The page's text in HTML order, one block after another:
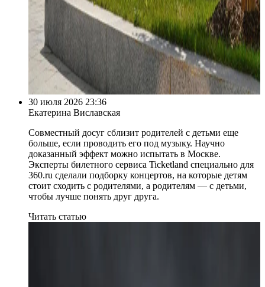
30 июля 2026 23:36
Екатерина Виславская
Совместный досуг сблизит родителей с детьми еще
больше, если проводить его под музыку. Научно
доказанный эффект можно испытать в Москве.
Эксперты билетного сервиса Ticketland специально для
360.ru сделали подборку концертов, на которые детям
стоит сходить с родителями, а родителям — с детьми,
чтобы лучше понять друг друга.
Читать статью